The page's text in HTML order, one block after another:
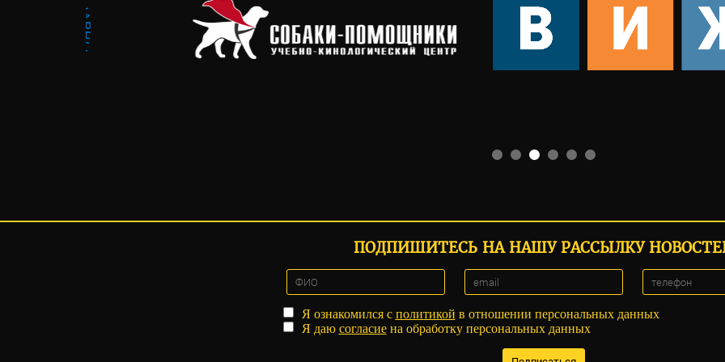
ПОДПИШИТЕСЬ НА НАШУ РАССЫЛКУ
Я ознакомился с политикой в отношении персональных данных
Я даю согласиена обработку персональных данных